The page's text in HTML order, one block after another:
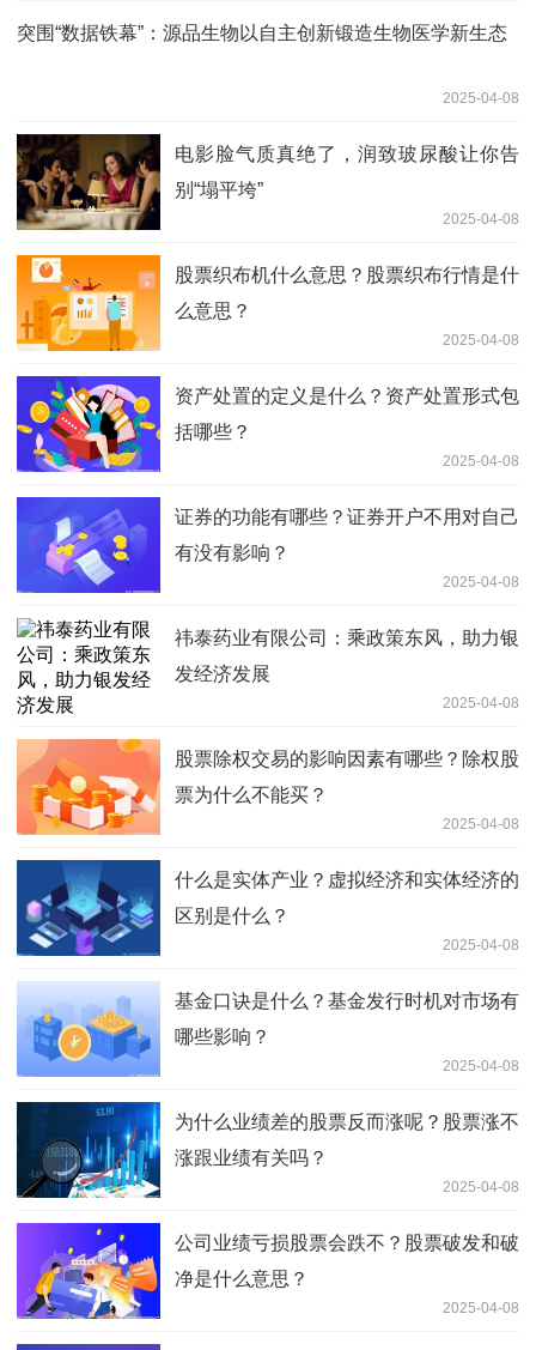
突围“数据铁幕”：源品生物以自主创新锻造生物医学新生态
2025-04-08
电影脸气质真绝了，润致玻尿酸让你告
别“塌平垮”
2025-04-08
股票织布机什么意思？股票织布行情是什
么意思？
2025-04-08
资产处置的定义是什么？资产处置形式包
括哪些？
2025-04-08
证券的功能有哪些？证券开户不用对自己
有没有影响？
2025-04-08
祎泰药业有限公司：乘政策东风，助力银
发经济发展
2025-04-08
股票除权交易的影响因素有哪些？除权股
票为什么不能买？
2025-04-08
什么是实体产业？虚拟经济和实体经济的
区别是什么？
2025-04-08
基金口诀是什么？基金发行时机对市场有
哪些影响？
2025-04-08
为什么业绩差的股票反而涨呢？股票涨不
涨跟业绩有关吗？
2025-04-08
公司业绩亏损股票会跌不？股票破发和破
净是什么意思？
2025-04-08